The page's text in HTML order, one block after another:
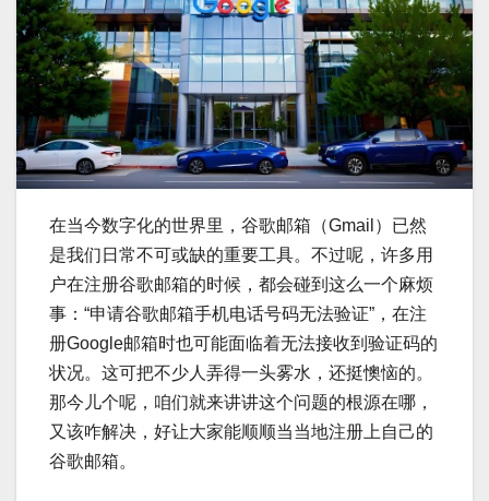
在当今数字化的世界里，谷歌邮箱（Gmail）已然
是我们日常不可或缺的重要工具。不过呢，许多用
户在注册谷歌邮箱的时候，都会碰到这么一个麻烦
事：“申请谷歌邮箱手机电话号码无法验证”，在注
册Google邮箱时也可能面临着无法接收到验证码的
状况。这可把不少人弄得一头雾水，还挺懊恼的。
那今儿个呢，咱们就来讲讲这个问题的根源在哪，
又该咋解决，好让大家能顺顺当当地注册上自己的
谷歌邮箱。